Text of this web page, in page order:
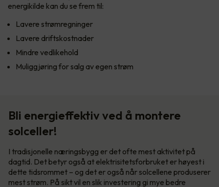
energikilde kan du se frem til:
Lavere strømregninger
Lavere driftskostnader
Mindre vedlikehold
Muliggjøring for salg av egen strøm
Bli energieffektiv ved å montere
solceller!
I tradisjonelle næringsbygg er det ofte mest aktivitet på
dagtid. Det betyr også at elektrisitetsforbruket er høyest i
dette tidsrommet – og det er også når solcellene produserer
mest strøm. På sikt vil en slik investering gi mye bedre